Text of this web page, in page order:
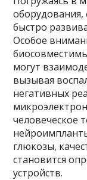
оборудования,
быстро
Особое
могут
вызывая
негативных
человеческое
глюкозы,
становится
устройств.